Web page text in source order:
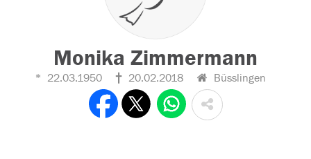
Monika Zimmermann
22.03.1950 20.02.2018 Büsslingen